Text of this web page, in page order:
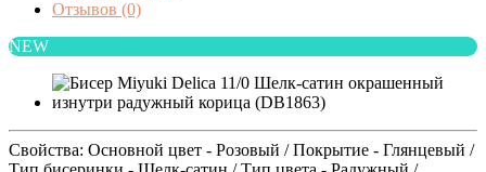
Отзывов (0)
NEW
Свойства: Основной цвет - Розовый / Покрытие - Глянцевый /